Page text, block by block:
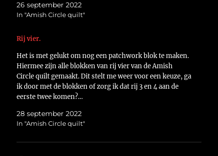
26 september 2022
In "Amish Circle quilt"
Rij vier.
Het is met gelukt om nog een patchwork blok te maken.
Hiermee zijn alle blokken van rij vier van de Amish
Circle quilt gemaakt. Dit stelt me weer voor een keuze, ga
ik door met de blokken of zorg ik dat rij 3 en 4 aan de
eerste twee komen?…
28 september 2022
In "Amish Circle quilt"